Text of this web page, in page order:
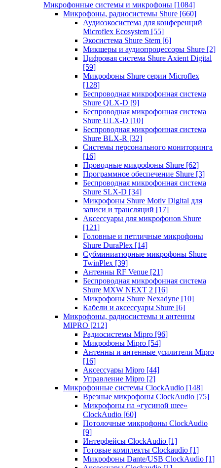
Микрофонные системы и микрофоны [1084]
Микрофоны, радиосистемы Shure [660]
Аудиоэкосистема для конференций
Microflex Ecosystem [55]
Экосистема Shure Stem [6]
Микшеры и аудиопроцессоры Shure [2]
Цифровая система Shure Axient Digital
[59]
Микрофоны Shure серии Microflex
[128]
Беспроводная микрофонная система
Shure QLX-D [9]
Беспроводная микрофонная система
Shure ULX-D [10]
Беспроводная микрофонная система
Shure BLX-R [32]
Системы персонального мониторинга
[16]
Проводные микрофоны Shure [62]
Программное обеспечение Shure [3]
Беспроводная микрофонная система
Shure SLX-D [34]
Микрофоны Shure Motiv Digital для
записи и трансляций [17]
Аксессуары для микрофонов Shure
[121]
Головные и петличные микрофоны
Shure DuraPlex [14]
Субминиатюрные микрофоны Shure
TwinPlex [39]
Антенны RF Venue [21]
Беспроводная микрофонная система
Shure MXW NEXT 2 [16]
Микрофоны Shure Nexadyne [10]
Кабели и аксессуары Shure [6]
Микрофоны, радиосистемы и антенны
MIPRO [212]
Радиосистемы Mipro [96]
Микрофоны Mipro [54]
Антенны и антенные усилители Mipro
[16]
Аксессуары Mipro [44]
Управление Mipro [2]
Микрофонные системы ClockAudio [148]
Врезные микрофоны ClockAudio [75]
Микрофоны на «гусиной шее»
ClockAudio [60]
Потолочные микрофоны ClockAudio
[9]
Интерфейсы ClockAudio [1]
Готовые комплекты Clockaudio [1]
Микрофоны Dante/USB ClockAudio [1]